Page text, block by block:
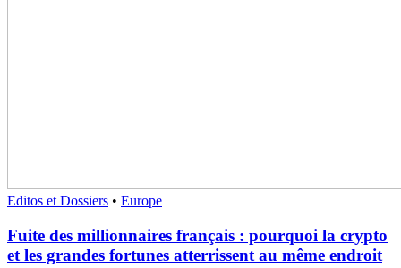
Editos et Dossiers • Europe
Fuite des millionnaires français : pourquoi la crypto
et les grandes fortunes atterrissent au même endroit